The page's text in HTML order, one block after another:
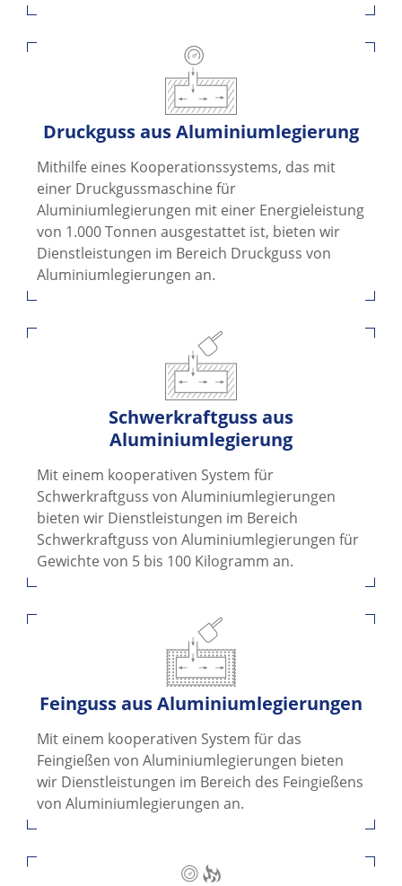
Druckguss aus Aluminiumlegierung
Mithilfe eines Kooperationssystems, das mit
einer Druckgussmaschine für
Aluminiumlegierungen mit einer Energieleistung
von 1.000 Tonnen ausgestattet ist, bieten wir
Dienstleistungen im Bereich Druckguss von
Aluminiumlegierungen an.
Schwerkraftguss aus
Aluminiumlegierung
Mit einem kooperativen System für
Schwerkraftguss von Aluminiumlegierungen
bieten wir Dienstleistungen im Bereich
Schwerkraftguss von Aluminiumlegierungen für
Gewichte von 5 bis 100 Kilogramm an.
Feinguss aus Aluminiumlegierungen
Mit einem kooperativen System für das
Feingießen von Aluminiumlegierungen bieten
wir Dienstleistungen im Bereich des Feingießens
von Aluminiumlegierungen an.